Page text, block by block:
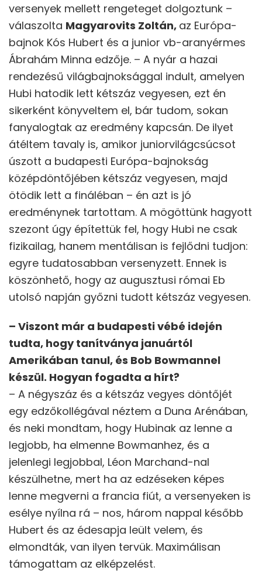
versenyek mellett rengeteget dolgoztunk –
válaszolta Magyarovits Zoltán, az Európa-
bajnok Kós Hubert és a junior vb-aranyérmes
Ábrahám Minna edzője. – A nyár a hazai
rendezésű világbajnoksággal indult, amelyen
Hubi hatodik lett kétszáz vegyesen, ezt én
sikerként könyveltem el, bár tudom, sokan
fanyalogtak az eredmény kapcsán. De ilyet
átéltem tavaly is, amikor juniorvilágcsúcsot
úszott a budapesti Európa-bajnokság
középdöntőjében kétszáz vegyesen, majd
ötödik lett a fináléban – én azt is jó
eredménynek tartottam. A mögöttünk hagyott
szezont úgy építettük fel, hogy Hubi ne csak
fizikailag, hanem mentálisan is fejlődni tudjon:
egyre tudatosabban versenyzett. Ennek is
köszönhető, hogy az augusztusi római Eb
utolsó napján győzni tudott kétszáz vegyesen.
– Viszont már a budapesti vébé idején
tudta, hogy tanítványa januártól
Amerikában tanul, és Bob Bowmannel
készül. Hogyan fogadta a hírt?
– A négyszáz és a kétszáz vegyes döntőjét
egy edzőkollégával néztem a Duna Arénában,
és neki mondtam, hogy Hubinak az lenne a
legjobb, ha elmenne Bowmanhez, és a
jelenlegi legjobbal, Léon Marchand-nal
készülhetne, mert ha az edzéseken képes
lenne megverni a francia fiút, a versenyeken is
esélye nyílna rá – nos, három nappal később
Hubert és az édesapja leült velem, és
elmondták, van ilyen tervük. Maximálisan
támogattam az elképzelést.